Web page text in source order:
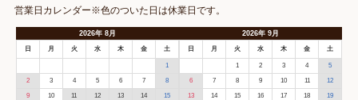
営業日カレンダー※色のついた日は休業日です。
2026年 8月
日 月 火 水 木 金 土
1
2 3 4 5 6 7 8
9 10 11 12 13 14 15
2026年9月
日 月 火 水 木 金 土
1 2 3 4 5
6 7 8 9 10 11 12
13 14 15 16 17 18 19